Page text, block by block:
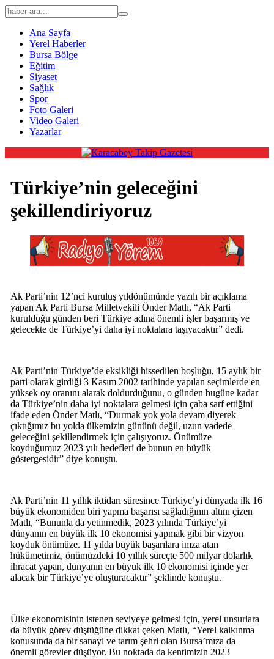
Ana Sayfa
Yerel Haberler
Bursa Bölge
Eğitim
Siyaset
Sağlık
Spor
Foto Galeri
Video Galeri
Yazarlar
Türkiye’nin geleceğini
şekillendiriyoruz
Ak Parti’nin 12’nci kuruluş yıldönümünde yazılı bir açıklama
yapan Ak Parti Bursa Milletvekili Önder Matlı, “Ak Parti
kurulduğu günden beri Türkiye adına önemli işler başarmış ve
gelecekte de Türkiye’yi daha iyi noktalara taşıyacaktır” dedi.
Ak Parti’nin Türkiye’de eksikliği hissedilen boşluğu, 15 aylık bir
parti olarak girdiği 3 Kasım 2002 tarihinde yapılan seçimlerde en
yüksek oy oranını alarak doldurduğunu, o günden bugüne kadar
da Türkiye’nin daha iyi noktalara gelmesi için çaba sarf ettiğini
ifade eden Önder Matlı, “Durmak yok yola devam diyerek
çıktığımız bu yolda ülkemizin gününü değil, uzun vadede
geleceğini şekillendirmek için çalışıyoruz. Önümüze
koyduğumuz 2023 yılı hedefleri de bunun en büyük
göstergesidir” diye konuştu.
Ak Parti’nin 11 yıllık iktidarı süresince Türkiye’yi dünyada ilk 16
büyük ekonomiden biri yapma başarısı sağladığının altını çizen
Matlı, “Bununla da yetinmedik, 2023 yılında Türkiye’yi
dünyanın en büyük ilk 10 ekonomisi yapmak gibi bir vizyon
koyduk önümüze. 11 yılda büyük başarılara imza atan
hükümetimiz, önümüzdeki 10 yıllık süreçte 500 milyar dolarlık
ihracat yapan, dünyanın en büyük ilk 10 ekonomisi içinde yer
alacak bir Türkiye’ye oluşturacaktır” şeklinde konuştu.
Ülke ekonomisinin istenen seviyeye gelmesi için, yerel unsurlara
da büyük görev düştüğüne dikkat çeken Matlı, “Yerel kalkınma
konusunda da bir sanayi ve tarım şehri olan Bursa’mıza da
önemli görevler düşüyor. Bu noktada da kentimizin 2023